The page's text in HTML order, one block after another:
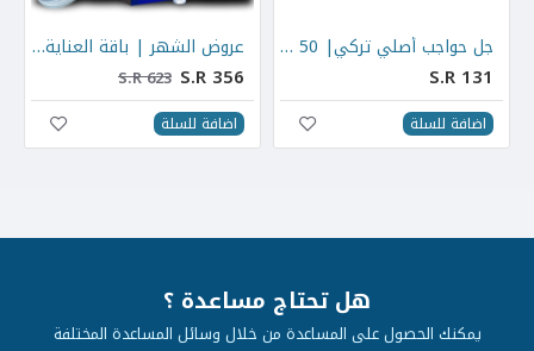
جل حواجب أصلي تركي| 50 مل
S.R 131
اضافة للسلة
عروض الشهر | باقة العناية بالوجه والعيون
S.R 356
S.R 623
اضافة للسلة
هل تحتاج مساعدة ؟
يمكنك الحصول على المساعدة من خلال وسائل المساعدة المختلفة